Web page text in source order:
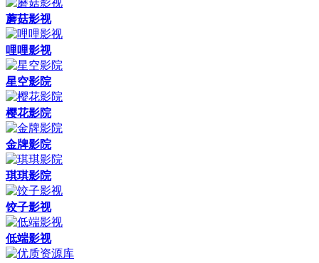
蘑菇影视
哩哩影视
星空影院
樱花影院
金牌影院
琪琪影院
饺子影视
低端影视